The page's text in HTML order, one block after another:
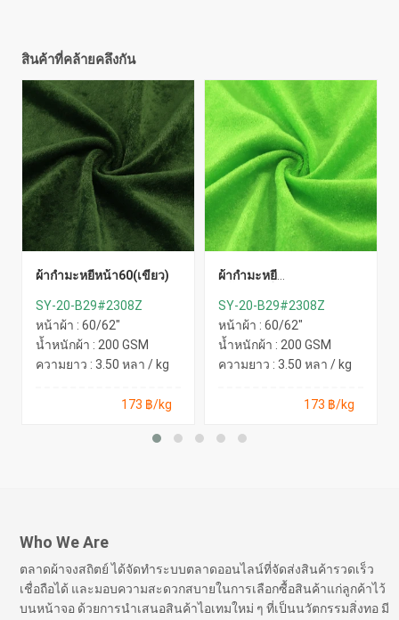
สินค้าที่คล้ายคลึงกัน
ผ้ากำมะหยี่หน้า60(เขียว)
SY-20-B29#2308Z
หน้าผ้า : 60/62"
น้ำหนักผ้า : 200 GSM
ความยาว : 3.50 หลา / kg
173 ฿/kg
ผ้ากำมะหยี่
SY-20-B29#2308Z
หน้าผ้า : 60/62"
น้ำหนักผ้า : 200 GSM
ความยาว : 3.50 หลา / kg
173 ฿/kg
Who We Are
ตลาดผ้าจงสถิตย์ ได้จัดทำระบบตลาดออนไลน์ที่จัดส่งสินค้ารวดเร็ว
เชื่อถือได้ และมอบความสะดวกสบายในการเลือกซื้อสินค้าแก่ลูกค้าไว้
บนหน้าจอ ด้วยการนำเสนอสินค้าไอเทมใหม่ ๆ ที่เป็นนวัตกรรมสิ่งทอ มี